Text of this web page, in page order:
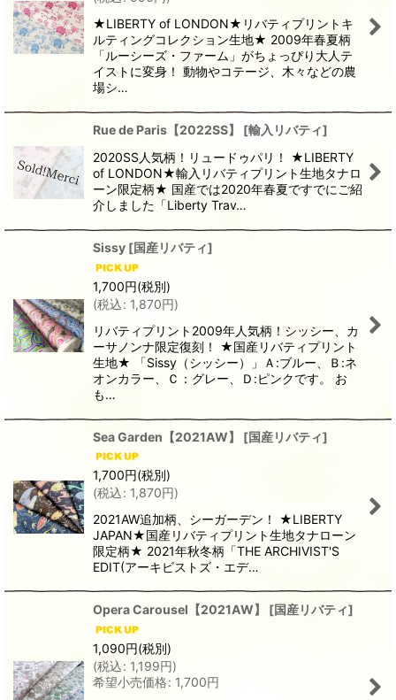
★LIBERTY of LONDON★リバティプリントキ
ルティングコレクション生地★ 2009年春夏柄
「ルーシーズ・ファーム」がちょっぴり大人テ
イストに変身！ 動物やコテージ、木々などの農
場シ…
Rue de Paris【2022SS】 [輸入リバティ]
2020SS人気柄！リュードゥパリ！ ★LIBERTY
of LONDON★輸入リバティプリント生地タナロ
ーン限定柄★ 国産では2020年春夏ですでにご紹
介しました「Liberty Trav…
Sissy [国産リバティ]
1,700円(税別)
(税込: 1,870円)
リバティプリント2009年人気柄！シッシー、カ
ーサノンナ限定復刻！ ★国産リバティプリント
生地★ 「Sissy（シッシー）」Ａ:ブルー、Ｂ:ネ
オンカラー、Ｃ：グレー、Ｄ:ピンクです。 お
も…
Sea Garden【2021AW】 [国産リバティ]
1,700円(税別)
(税込: 1,870円)
2021AW追加柄、シーガーデン！ ★LIBERTY
JAPAN★国産リバティプリント生地タナローン
限定柄★ 2021年秋冬柄「THE ARCHIVIST'S
EDIT(アーキビストズ・エデ…
Opera Carousel【2021AW】 [国産リバティ]
1,090円(税別)
(税込: 1,199円)
希望小売価格: 1,700円